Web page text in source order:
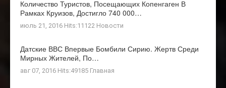
Количество Туристов, Посещающих Копенгаген В
Рамках Круизов, Достигло 740 000…
июль 21, 2016 Hits:11122 Новости
Датские ВВС Впервые Бомбили Сирию. Жертв Среди
Мирных Жителей, По…
авг 07, 2016 Hits:49185 Главная